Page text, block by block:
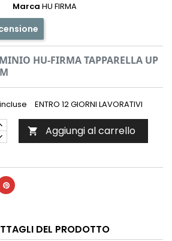
Marca HU FIRMA
HU-FIRMA TAPPARELLA UP
ENTRO 12 GIORNI LAVORATIVI
 Aggiungi al carrello
DEL PRODOTTO